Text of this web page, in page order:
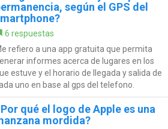
según el GPS del
6 respuestas
refiero a una app gratuita que permita
informes acerca de lugares en los
estuve y el horario de llegada y salida de
uno en base al gps del telefono.
qué el logo de Apple es una
mordida?